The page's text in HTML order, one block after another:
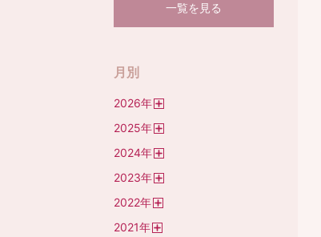
一覧を見る
月別
2026年
2025年
2024年
2023年
2022年
2021年